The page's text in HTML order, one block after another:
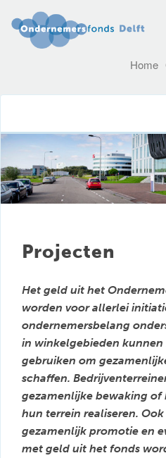
Home
Projecten
Het geld uit het
worden voor allerlei
ondernemersbelang
in winkelgebieden
gebruiken om
schaffen.
gezamenlijke bewaking of
hun terrein realiseren.
gezamenlijk promotie en
met geld uit het fonds